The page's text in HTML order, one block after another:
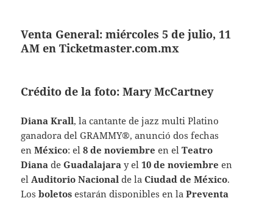
Venta General: miércoles 5 de julio, 11
AM en Ticketmaster.com.mx
Crédito de la foto: Mary McCartney
Diana Krall, la cantante de jazz multi Platino
ganadora del GRAMMY®, anunció dos fechas
enMéxico: el8 de noviembreen elTeatro
DianadeGuadalajaray el10 de noviembreen
el Auditorio Nacionalde laCiudad de México.
Losboletosestarán disponibles en laPreventa